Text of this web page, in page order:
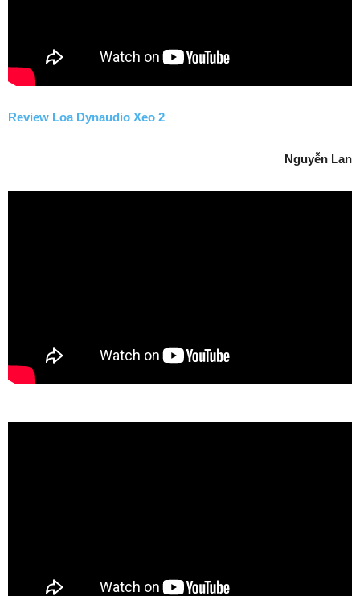
Review Loa Dynaudio Xeo 2
Nguyễn Lan